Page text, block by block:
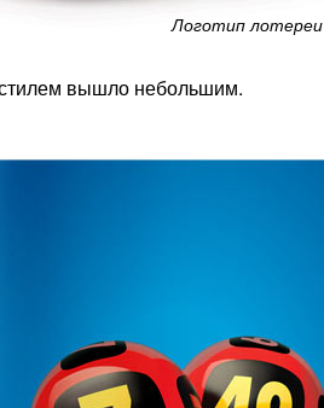
Логотип лотереи
вышло небольшим.